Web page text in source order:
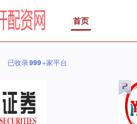
首页
已收录999+家平台